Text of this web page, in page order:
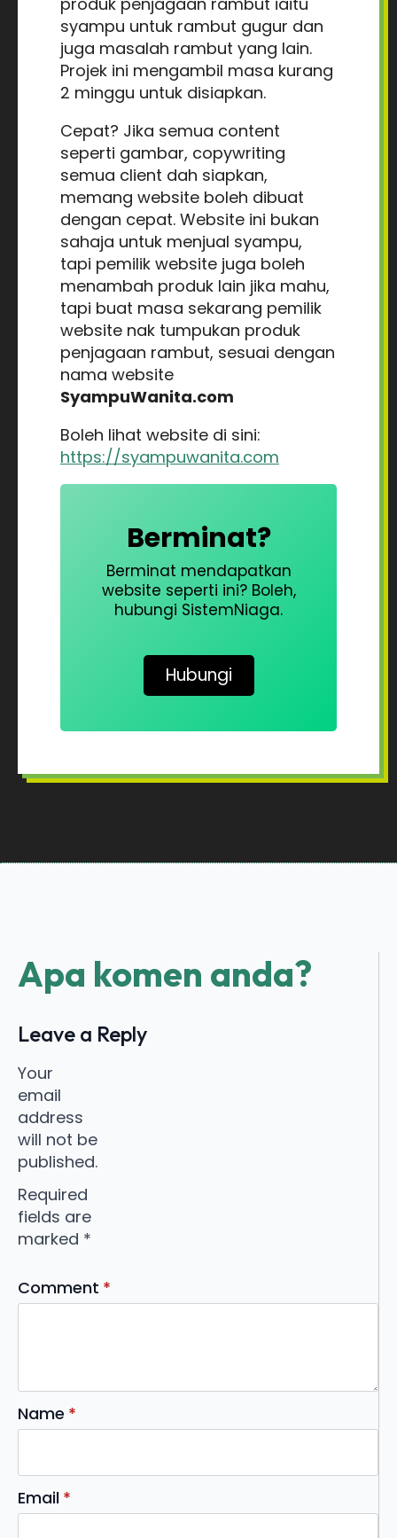
syampu untuk rambut gugur dan
juga masalah rambut yang lain.
Projek ini mengambil masa kurang
2 minggu untuk disiapkan.
Cepat? Jika semua content
seperti gambar, copywriting
semua client dah siapkan,
memang website boleh dibuat
dengan cepat. Website ini bukan
sahaja untuk menjual syampu,
tapi pemilik website juga boleh
menambah produk lain jika mahu,
tapi buat masa sekarang pemilik
website nak tumpukan produk
penjagaan rambut, sesuai dengan
nama website
SyampuWanita.com
Boleh lihat website di sini:
https://syampuwanita.com
Berminat?
Berminat mendapatkan
website seperti ini? Boleh,
hubungi SistemNiaga.
Hubungi
Apa komen anda?
Leave a Reply
Your
email
address
will not be
published.
Required
fields are
marked *
Comment *
Name *
Email *